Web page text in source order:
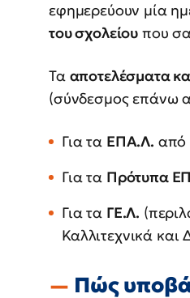
εφημερεύουν μία
του σχολείου που
Τα αποτελέσματα
(σύνδεσμος επάνω
Για τα ΕΠΑ.Λ. από
Για τα Πρότυπα
Για τα ΓΕ.Λ.
Καλλιτεχνικά και
Πώς